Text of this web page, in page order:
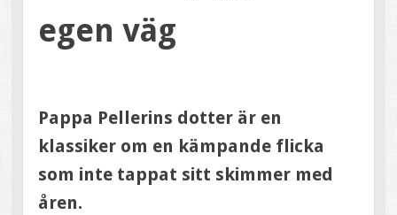
egen väg
Pappa Pellerins dotter är en
klassiker om en kämpande flicka
som inte tappat sitt skimmer med
åren.